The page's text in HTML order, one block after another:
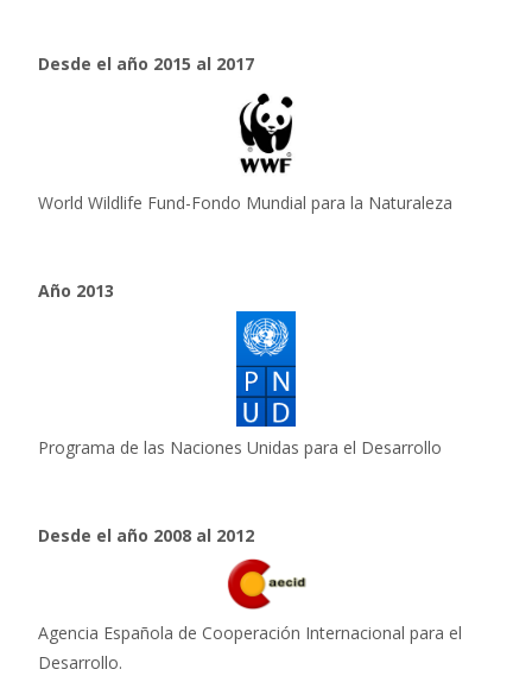
Desde el año 2015 al 2017
World Wildlife Fund-Fondo Mundial para la Naturaleza
Año 2013
Programa de las Naciones Unidas para el Desarrollo
Desde el año 2008 al 2012
Agencia Española de Cooperación Internacional para el
Desarrollo.